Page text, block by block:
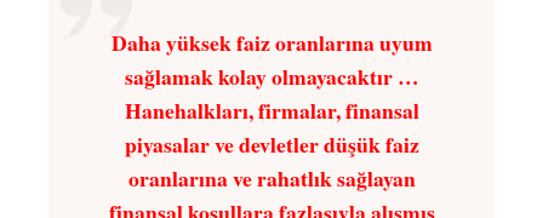
Daha yüksek faiz oranlarına uyum
sağlamak kolay olmayacaktır …
Hanehalkları, firmalar, finansal
piyasalar ve devletler düşük faiz
oranlarına ve rahatlık sağlayan
finansal koşullara fazlasıyla alışmış